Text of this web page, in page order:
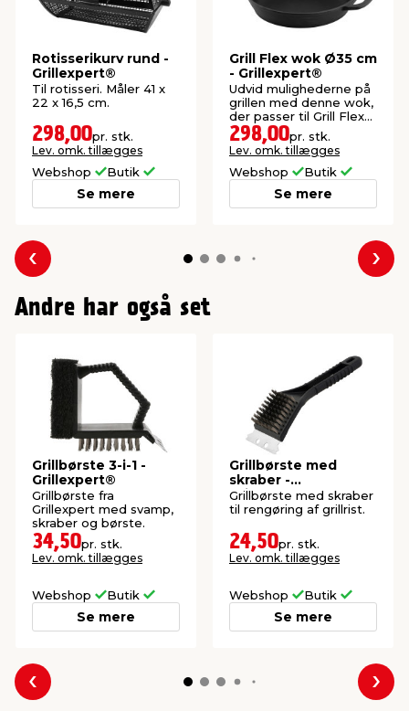
Rotisserikurv rund -
Grillexpert®
Til rotisseri. Måler 41 x
22 x 16,5 cm.
298,00pr. stk.
Lev. omk. tillægges
Webshop Butik
Se mere
Grill Flex wok Ø35 cm
- Grillexpert®
Udvid mulighederne på
grillen med denne wok,
der passer til Grill Flex
System.
298,00pr. stk.
Lev. omk. tillægges
Webshop Butik
Se mere
Forrige
Andre har også set
Grillbørste 3-i-1 -
Grillexpert®
Grillbørste fra
Grillexpert med svamp,
skraber og børste.
34,50pr. stk.
Lev. omk. tillægges
Webshop Butik
Se mere
Grillbørste med
skraber -
Grillexpert®
Grillbørste med skraber
til rengøring af grillrist.
24,50pr. stk.
Lev. omk. tillægges
Webshop Butik
Se mere
Forrige